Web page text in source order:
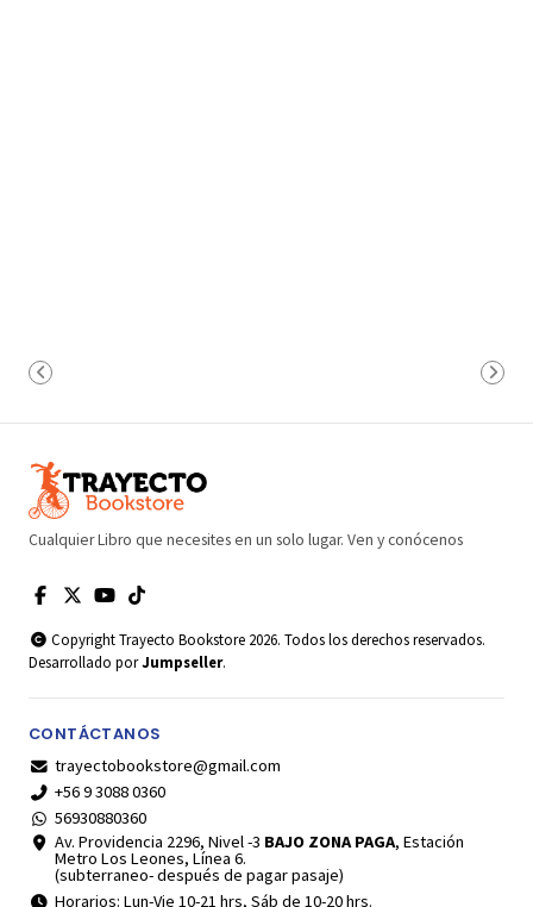
Cualquier Libro que necesites en un solo lugar. Ven y conócenos
Copyright Trayecto Bookstore 2026. Todos los derechos reservados.
Desarrollado porJumpseller.
CONTÁCTANOS
trayectobookstore@gmail.com
+56 9 3088 0360
56930880360
Av. Providencia 2296, Nivel -3 BAJO ZONA PAGA, Estación
Metro Los Leones, Línea 6.
(subterraneo- después de pagar pasaje)
Horarios: Lun-Vie 10-21 hrs, Sáb de 10-20 hrs.